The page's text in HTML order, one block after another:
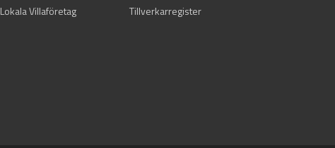
Lokala Villaföretag Tillverkarregister